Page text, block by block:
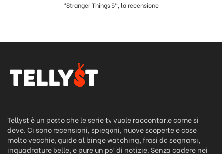
"Stranger Things 5", la recensione
Tellyst è un posto che le serie tv vuole raccontarle come si
deve. Ci sono recensioni, spiegoni, nuove scoperte e cose
molto vecchie, guide al binge watching, frasi da segnarsi,
inquadrature belle, e pure un po’ di notizie. Senza cadere nei